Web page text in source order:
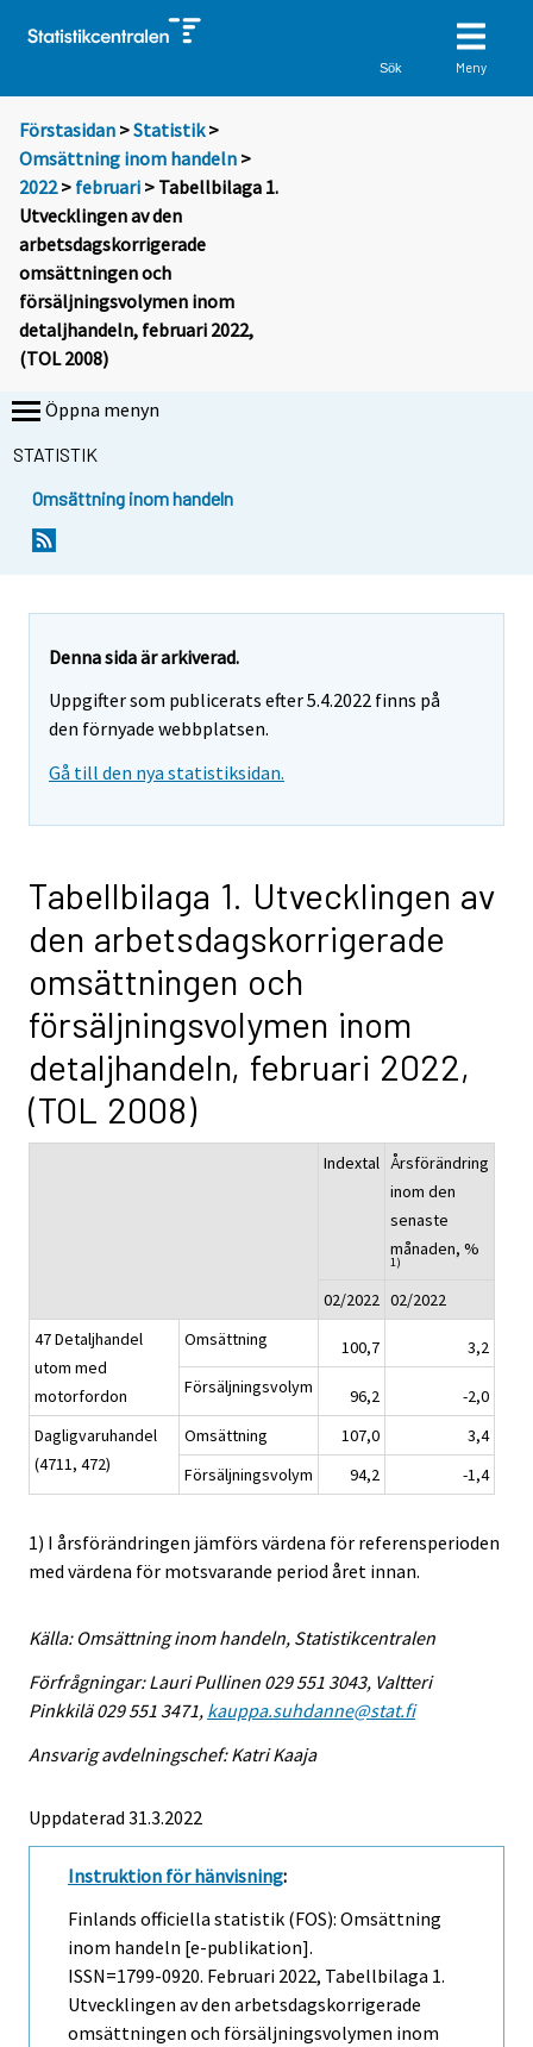
Sök Meny
Förstasidan >Statistik >
Omsättning inom handeln >
2022> februari > Tabellbilaga 1.
Utvecklingen av den
arbetsdagskorrigerade
omsättningen och
försäljningsvolymen inom
detaljhandeln, februari 2022,
(TOL 2008)
Öppna menyn
STATISTIK
Omsättning inom handeln
Denna sida är arkiverad.
Uppgifter som publicerats efter 5.4.2022 finns på
den förnyade webbplatsen.
Gå till den nya statistiksidan.
Tabellbilaga 1. Utvecklingen av
den arbetsdagskorrigerade
omsättningen och
försäljningsvolymen inom
detaljhandeln, februari 2022,
(TOL 2008)
Indextal Årsförändring
inom den
senaste
månaden, %
1)
02/2022 02/2022
47 Detaljhandel
utom med
motorfordon
Omsättning 100,7
3,2
Försäljningsvolym
96,2
-2,0
Dagligvaruhandel
(4711, 472)
Omsättning 107,0
3,4
Försäljningsvolym
94,2 -1,4
1) I årsförändringen jämförs värdena för referensperioden
med värdena för motsvarande period året innan.
Källa: Omsättning inom handeln, Statistikcentralen
Förfrågningar: Lauri Pullinen 029 551 3043, Valtteri
Pinkkilä 029 551 3471, kauppa.suhdanne@stat.fi
Ansvarig avdelningschef: Katri Kaaja
Uppdaterad 31.3.2022
Instruktion för hänvisning:
Finlands officiella statistik (FOS): Omsättning
inom handeln [e-publikation].
ISSN=1799-0920. Februari 2022, Tabellbilaga 1.
Utvecklingen av den arbetsdagskorrigerade
omsättningen och försäljningsvolymen inom